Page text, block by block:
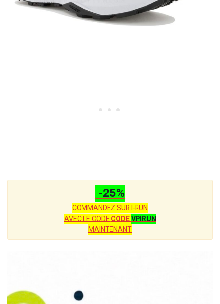
-25%
COMMANDEZ SUR I-RUN
AVEC LE CODECODEVPIRUN
MAINTENANT